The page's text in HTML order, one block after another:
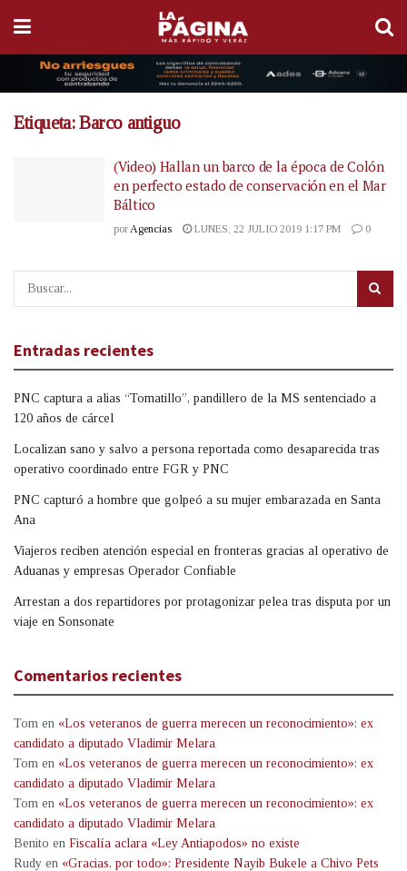
Etiqueta:Barco antiguo
(Video) Hallan un barco de la época de Colón
en perfecto estado de conservación en el Mar
Báltico
por Agencias LUNES, 22 JULIO 2019 1:17 PM 0
Entradas recientes
PNC captura a alias “Tomatillo”, pandillero de la MS sentenciado a
120 años de cárcel
Localizan sano y salvo a persona reportada como desaparecida tras
operativo coordinado entre FGR y PNC
PNC capturó a hombre que golpeó a su mujer embarazada en Santa
Ana
Viajeros reciben atención especial en fronteras gracias al operativo de
Aduanas y empresas Operador Confiable
Arrestan a dos repartidores por protagonizar pelea tras disputa por un
viaje en Sonsonate
Comentarios recientes
Tom en «Los veteranos de guerra merecen un reconocimiento»: ex
candidato a diputado Vladimir Melara
Tom en «Los veteranos de guerra merecen un reconocimiento»: ex
candidato a diputado Vladimir Melara
Tom en «Los veteranos de guerra merecen un reconocimiento»: ex
candidato a diputado Vladimir Melara
Benito en Fiscalía aclara «Ley Antiapodos» no existe
Rudy en «Gracias, por todo»: Presidente Nayib Bukele a Chivo Pets